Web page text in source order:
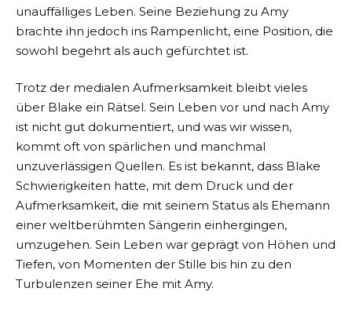
unauffälliges Leben. Seine Beziehung zu Amy
brachte ihn jedoch ins Rampenlicht, eine Position, die
sowohl begehrt als auch gefürchtet ist.
Trotz der medialen Aufmerksamkeit bleibt vieles
über Blake ein Rätsel. Sein Leben vor und nach Amy
ist nicht gut dokumentiert, und was wir wissen,
kommt oft von spärlichen und manchmal
unzuverlässigen Quellen. Es ist bekannt, dass Blake
Schwierigkeiten hatte, mit dem Druck und der
Aufmerksamkeit, die mit seinem Status als Ehemann
einer weltberühmten Sängerin einhergingen,
umzugehen. Sein Leben war geprägt von Höhen und
Tiefen, von Momenten der Stille bis hin zu den
Turbulenzen seiner Ehe mit Amy.